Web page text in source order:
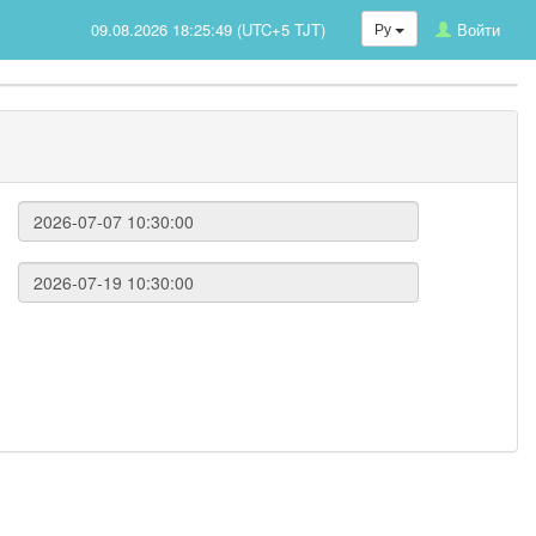
Ру Войти
09.08.2026 18:25:49 (UTC+5 TJT)